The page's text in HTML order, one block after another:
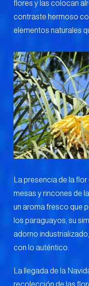
flores y las colocan
contraste hermoso
elementos naturales
La presencia de la
mesas y rincones de
un aroma fresco que
los paraguayos, su
adorno
con lo auténtico.
La llegada de la
recolección de las